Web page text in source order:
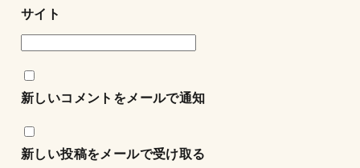
サイト
新しいコメントをメールで通知
新しい投稿をメールで受け取る